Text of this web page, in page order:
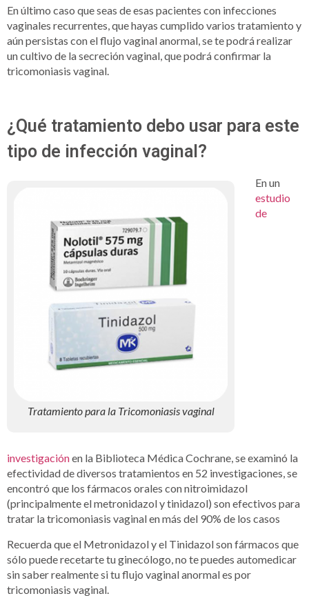
En último caso que seas de esas pacientes con infecciones
vaginales recurrentes, que hayas cumplido varios tratamiento y
aún persistas con el flujo vaginal anormal, se te podrá realizar
un cultivo de la secreción vaginal, que podrá confirmar la
tricomoniasis vaginal.
¿Qué tratamiento debo usar para este
tipo de infección vaginal?
Tratamiento para la Tricomoniasis vaginal
En un
estudio
de
investigaciónen la Biblioteca Médica Cochrane, se examinó la
efectividad de diversos tratamientos en 52 investigaciones, se
encontró que los fármacos orales con nitroimidazol
(principalmente el metronidazol y tinidazol) son efectivos para
tratar la tricomoniasis vaginal en más del 90% de los casos
Recuerda que el Metronidazol y el Tinidazol son fármacos que
sólo puede recetarte tu ginecólogo, no te puedes automedicar
sin saber realmente si tu flujo vaginal anormal es por
tricomoniasis vaginal.